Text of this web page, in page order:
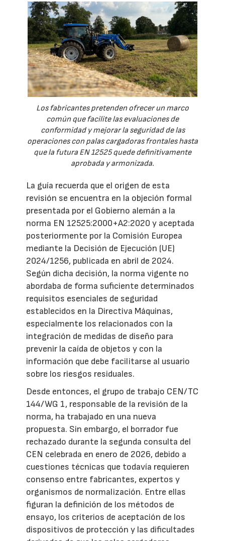
Los fabricantes pretenden ofrecer un marco
común que facilite las evaluaciones de
conformidad y mejorar la seguridad de las
operaciones con palas cargadoras frontales hasta
que la futura EN 12525 quede definitivamente
aprobada y armonizada.
La guía recuerda que el origen de esta
revisión se encuentra en la objeción formal
presentada por el Gobierno alemán a la
norma EN 12525:2000+A2:2020 y aceptada
posteriormente por la Comisión Europea
mediante la Decisión de Ejecución (UE)
2024/1256, publicada en abril de 2024.
Según dicha decisión, la norma vigente no
abordaba de forma suficiente determinados
requisitos esenciales de seguridad
establecidos en la Directiva Máquinas,
especialmente los relacionados con la
integración de medidas de diseño para
prevenir la caída de objetos y con la
información que debe facilitarse al usuario
sobre los riesgos residuales.
Desde entonces, el grupo de trabajo CEN/TC
144/WG 1, responsable de la revisión de la
norma, ha trabajado en una nueva
propuesta. Sin embargo, el borrador fue
rechazado durante la segunda consulta del
CEN celebrada en enero de 2026, debido a
cuestiones técnicas que todavía requieren
consenso entre fabricantes, expertos y
organismos de normalización. Entre ellas
figuran la definición de los métodos de
ensayo, los criterios de aceptación de los
dispositivos de protección y las dificultades